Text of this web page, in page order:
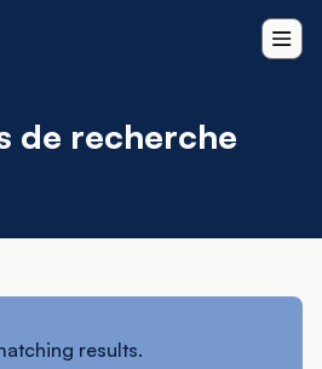
de recherche
results.